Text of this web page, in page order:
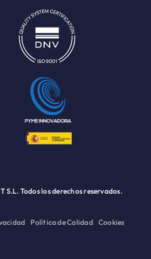
S.L. Todos los derechos reservados.
Política de Calidad Cookies